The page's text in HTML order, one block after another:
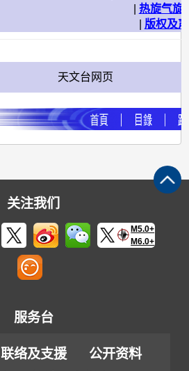
热旋气旋
版权及
天文台网页
关注我们
M5.0+
M6.0+
服务台
联络及支援
公开资料